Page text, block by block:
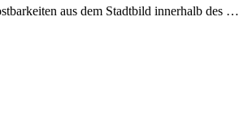
aus dem Stadtbild innerhalb des …